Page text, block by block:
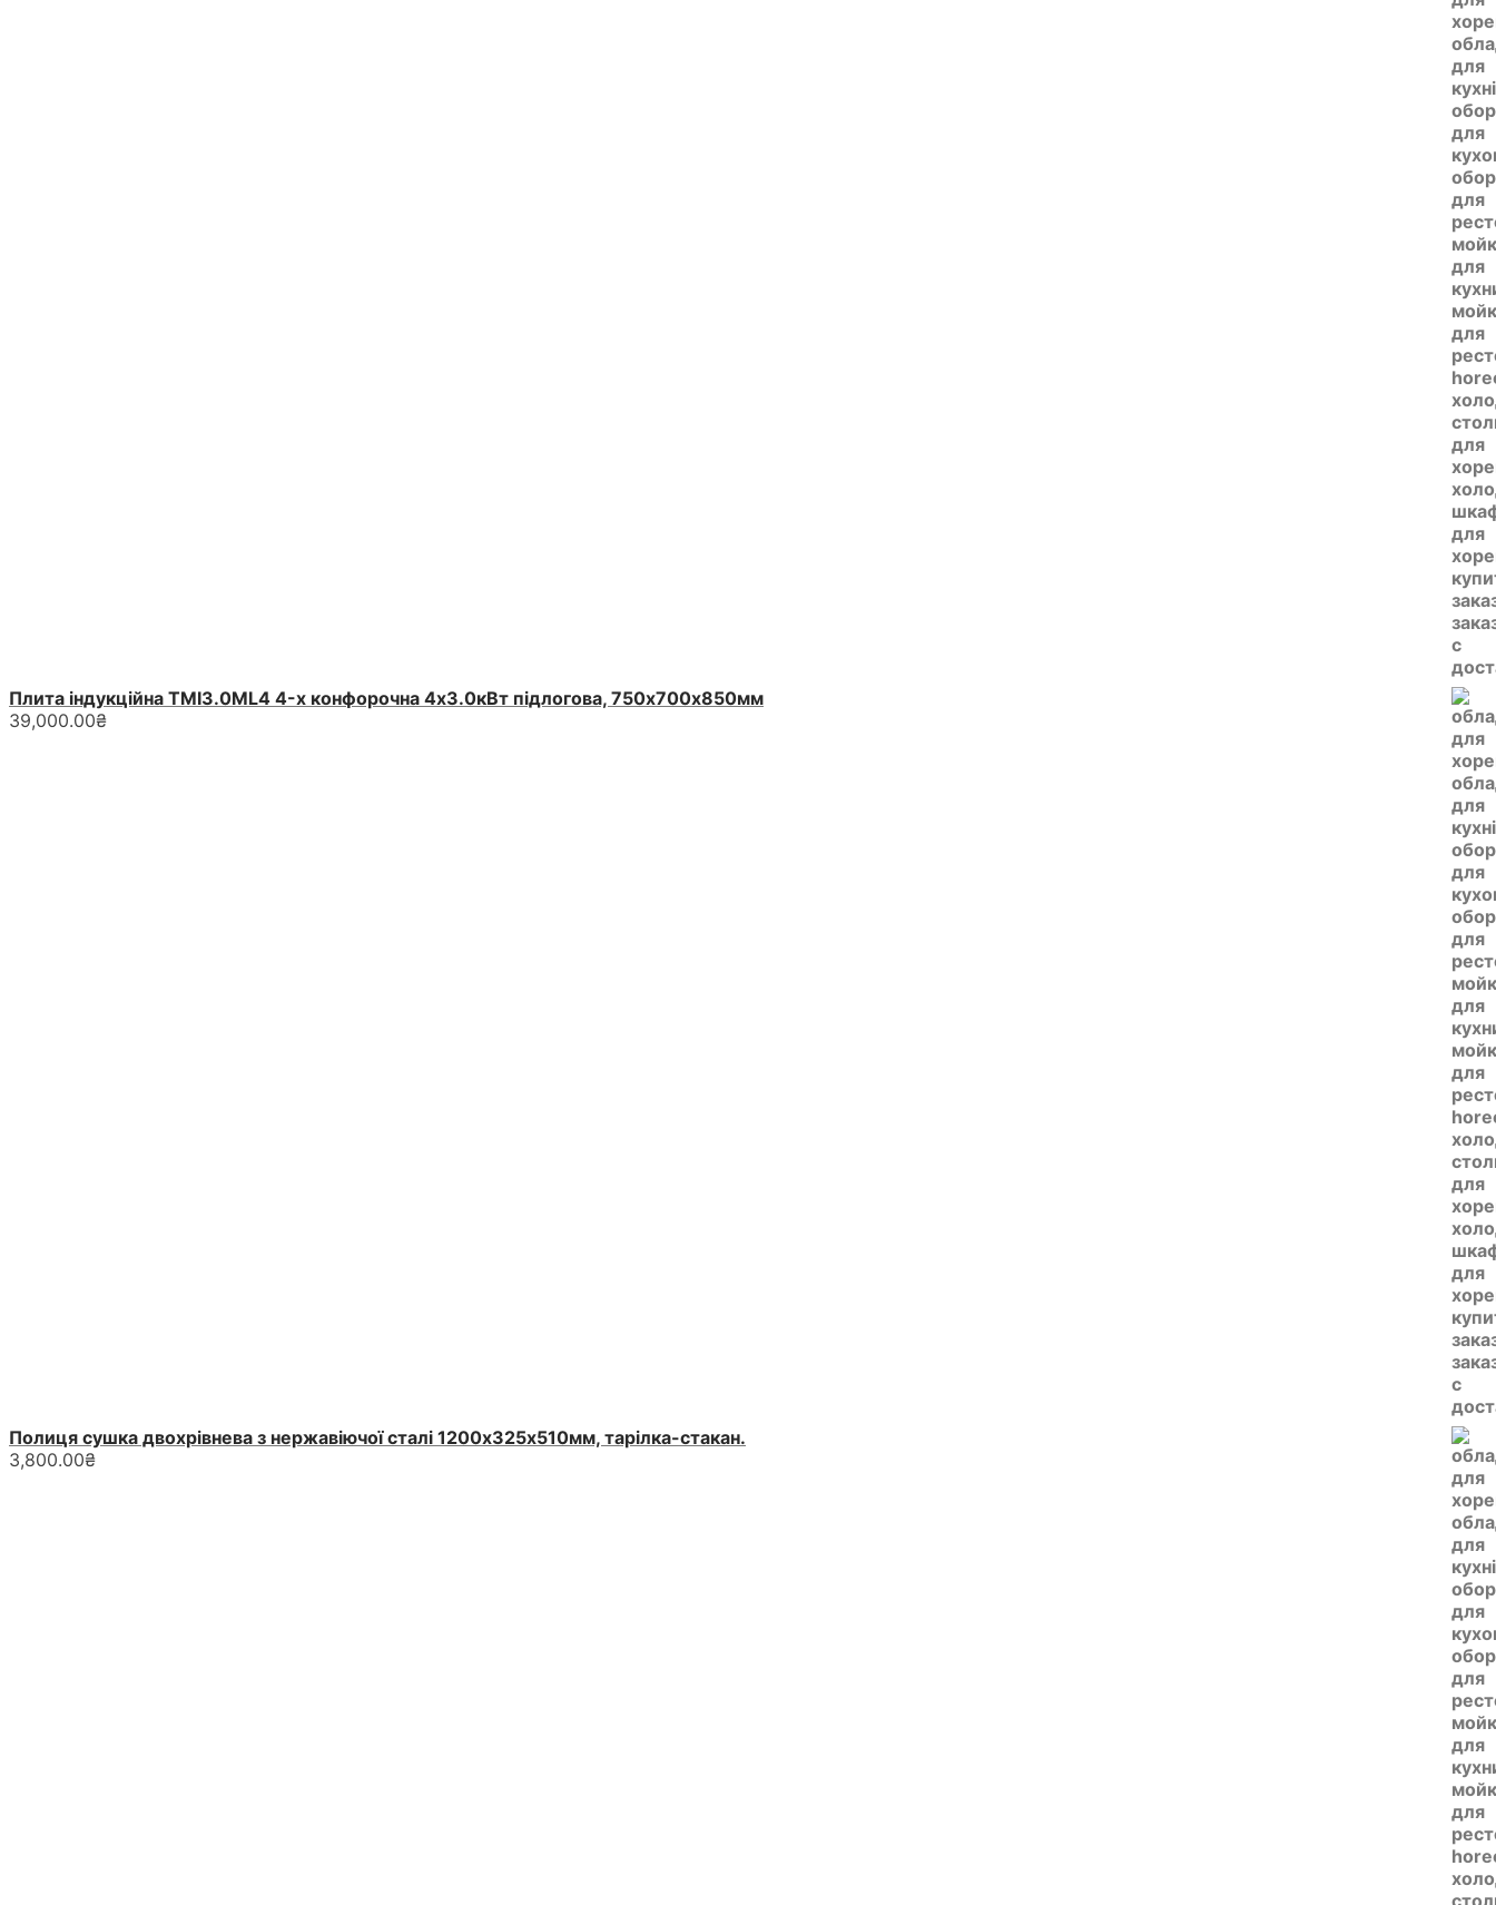
Плита індукційна ТМІ3.0ML4 4-х конфорочна 4х3.0кВт підлогова, 750х700х850мм
39,000.00₴
Полиця сушка двохрівнева з нержавіючої сталі 1200х325х510мм, тарілка-стакан.
3,800.00₴